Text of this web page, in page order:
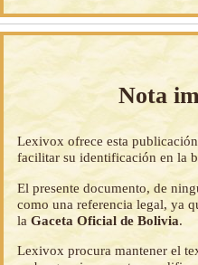
Nota
Lexivox ofrece esta
facilitar su identificación en la
El presente documento, de
como una referencia legal, ya
laGaceta Oficial de Bolivia.
Lexivox procura mantener el